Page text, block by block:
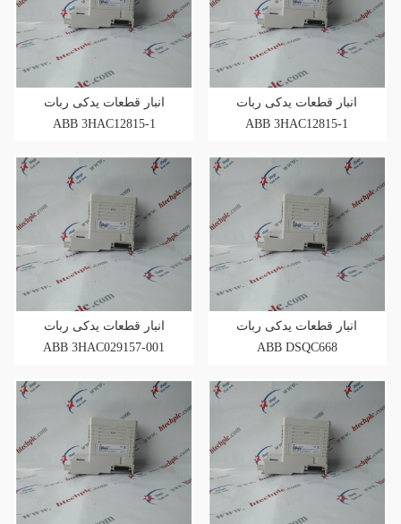
انبار قطعات یدکی ربات
ABB 3HAC12815-1
انبار قطعات یدکی ربات
ABB 3HAC12815-1
انبار قطعات یدکی ربات
ABB 3HAC029157-001
انبار قطعات یدکی ربات
ABB DSQC668